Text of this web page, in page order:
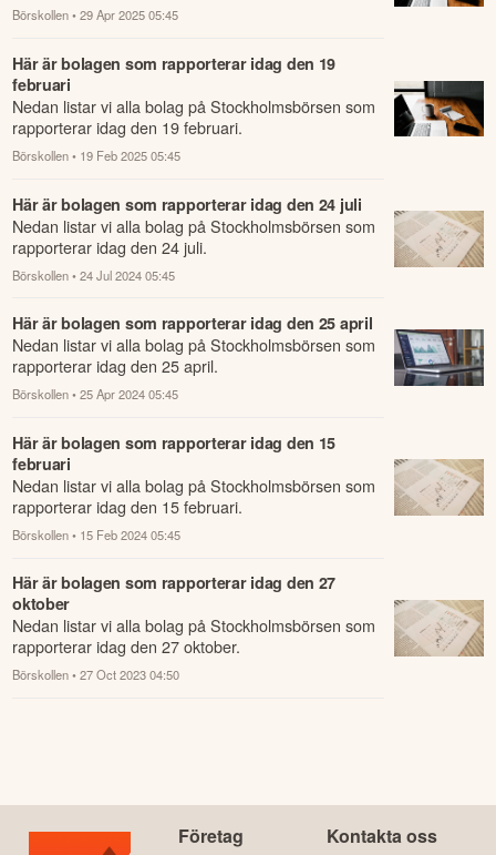
Börskollen • 29 Apr 2025 05:45
Här är bolagen som rapporterar idag den 19
februari
Nedan listar vi alla bolag på Stockholmsbörsen som
rapporterar idag den 19 februari.
Börskollen • 19 Feb 2025 05:45
Här är bolagen som rapporterar idag den 24 juli
Nedan listar vi alla bolag på Stockholmsbörsen som
rapporterar idag den 24 juli.
Börskollen • 24 Jul 2024 05:45
Här är bolagen som rapporterar idag den 25 april
Nedan listar vi alla bolag på Stockholmsbörsen som
rapporterar idag den 25 april.
Börskollen • 25 Apr 2024 05:45
Här är bolagen som rapporterar idag den 15
februari
Nedan listar vi alla bolag på Stockholmsbörsen som
rapporterar idag den 15 februari.
Börskollen • 15 Feb 2024 05:45
Här är bolagen som rapporterar idag den 27
oktober
Nedan listar vi alla bolag på Stockholmsbörsen som
rapporterar idag den 27 oktober.
Börskollen • 27 Oct 2023 04:50
Företag Kontakta oss